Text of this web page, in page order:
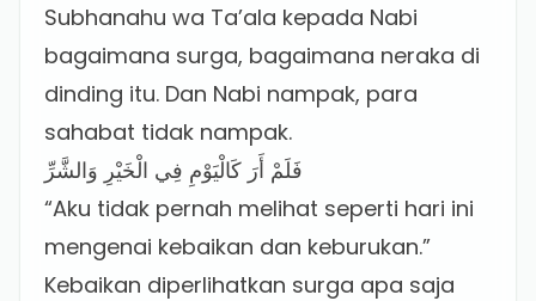
Subhanahu wa Ta’ala kepada Nabi
bagaimana surga, bagaimana neraka di
dinding itu. Dan Nabi nampak, para
sahabat tidak nampak.
فَلَمْ أَرَ كَالْيَوْمِ فِي الْخَيْرِ وَالشَّرِّ
“Aku tidak pernah melihat seperti hari ini
mengenai kebaikan dan keburukan.”
Kebaikan diperlihatkan surga apa saja